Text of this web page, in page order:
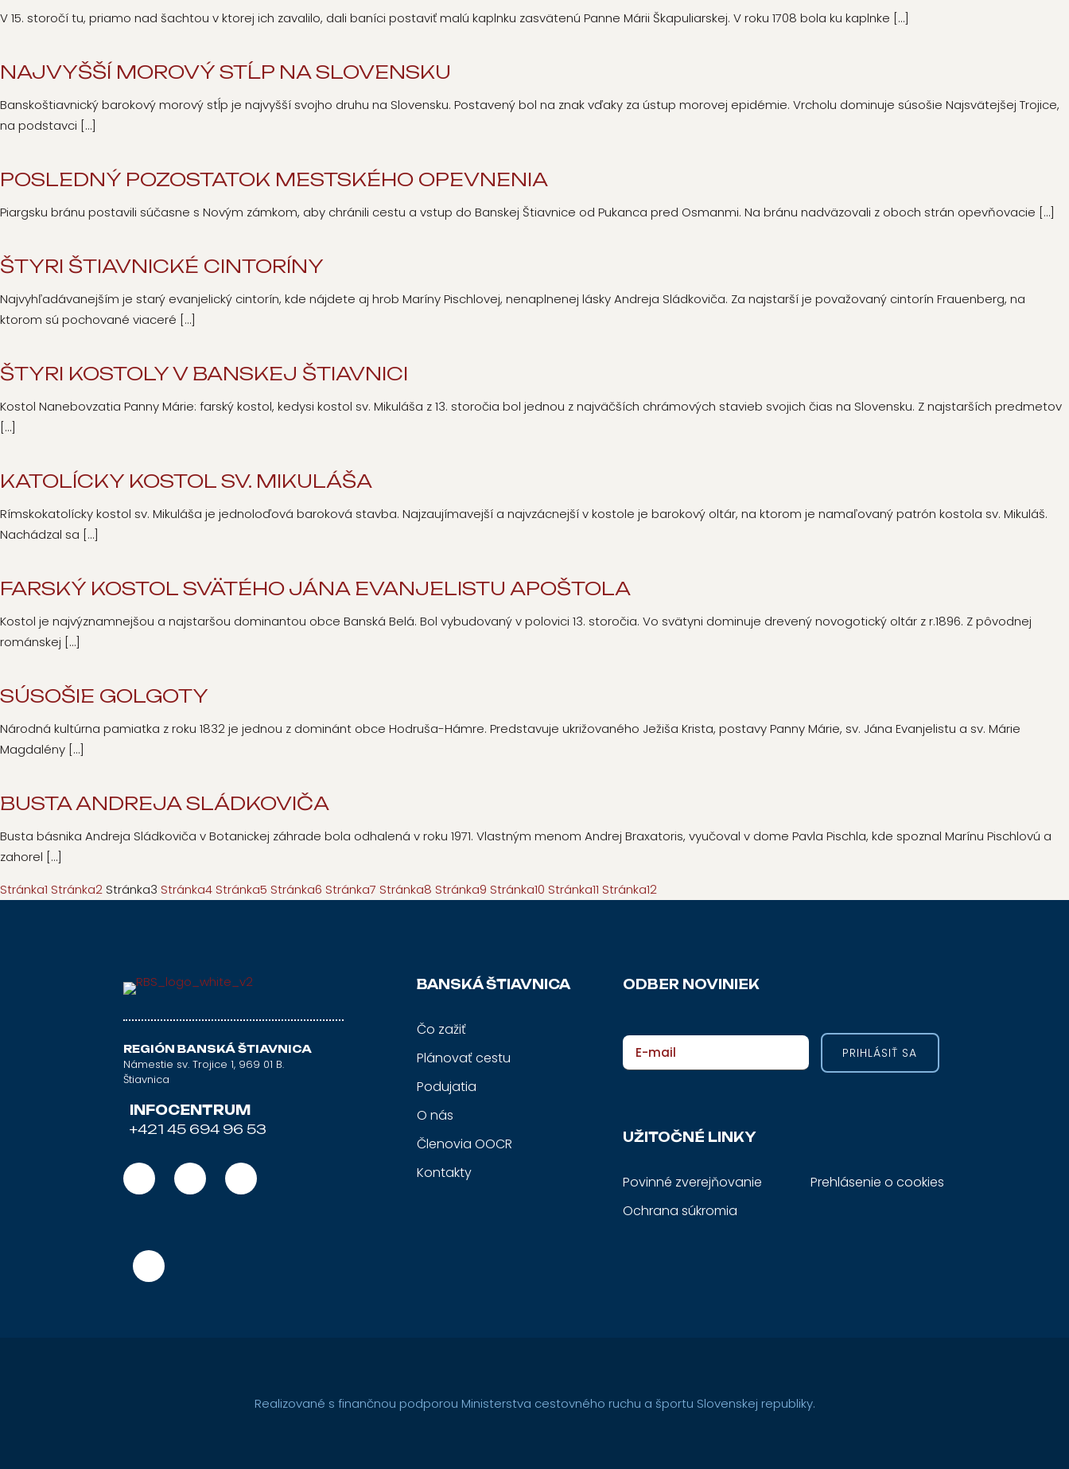
V 15. storočí tu, priamo nad šachtou v ktorej ich zavalilo, dali baníci postaviť malú kaplnku zasvätenú Panne Márii Škapuliarskej. V roku 1708 bola ku kaplnke […]
NAJVYŠŠÍ MOROVÝ STĹP NA SLOVENSKU
Banskoštiavnický barokový morový stĺp je najvyšší svojho druhu na Slovensku. Postavený bol na znak vďaky za ústup morovej epidémie. Vrcholu dominuje súsošie Najsvätejšej Trojice,
na podstavci […]
POSLEDNÝ POZOSTATOK MESTSKÉHO OPEVNENIA
Piargsku bránu postavili súčasne s Novým zámkom, aby chránili cestu a vstup do Banskej Štiavnice od Pukanca pred Osmanmi. Na bránu nadväzovali z oboch strán opevňovacie […]
ŠTYRI ŠTIAVNICKÉ CINTORÍNY
Najvyhľadávanejším je starý evanjelický cintorín, kde nájdete aj hrob Maríny Pischlovej, nenaplnenej lásky Andreja Sládkoviča. Za najstarší je považovaný cintorín Frauenberg, na
ktorom sú pochované viaceré […]
ŠTYRI KOSTOLY V BANSKEJ ŠTIAVNICI
Kostol Nanebovzatia Panny Márie: farský kostol, kedysi kostol sv. Mikuláša z 13. storočia bol jednou z najväčších chrámových stavieb svojich čias na Slovensku. Z najstarších predmetov
[…]
KATOLÍCKY KOSTOL SV. MIKULÁŠA
Rímskokatolícky kostol sv. Mikuláša je jednoloďová baroková stavba. Najzaujímavejší a najvzácnejší v kostole je barokový oltár, na ktorom je namaľovaný patrón kostola sv. Mikuláš.
Nachádzal sa […]
FARSKÝ KOSTOL SVÄTÉHO JÁNA EVANJELISTU APOŠTOLA
Kostol je najvýznamnejšou a najstaršou dominantou obce Banská Belá. Bol vybudovaný v polovici 13. storočia. Vo svätyni dominuje drevený novogotický oltár z r.1896. Z pôvodnej
románskej […]
SÚSOŠIE GOLGOTY
Národná kultúrna pamiatka z roku 1832 je jednou z dominánt obce Hodruša-Hámre. Predstavuje ukrižovaného Ježiša Krista, postavy Panny Márie, sv. Jána Evanjelistu a sv. Márie
Magdalény […]
BUSTA ANDREJA SLÁDKOVIČA
Busta básnika Andreja Sládkoviča v Botanickej záhrade bola odhalená v roku 1971. Vlastným menom Andrej Braxatoris, vyučoval v dome Pavla Pischla, kde spoznal Marínu Pischlovú a
zahorel […]
Stránka1 Stránka2 Stránka3 Stránka4 Stránka5 Stránka6 Stránka7 Stránka8 Stránka9 Stránka10 Stránka11 Stránka12
REGIÓN BANSKÁ ŠTIAVNICA
Námestie sv. Trojice 1, 969 01 B.
Štiavnica
INFOCENTRUM
+421 45 694 96 53
BANSKÁ ŠTIAVNICA
Čo zažiť
Plánovať cestu
Podujatia
O nás
Členovia OOCR
Kontakty
ODBER NOVINIEK
E-mail
UŽITOČNÉ LINKY
Povinné zverejňovanie
Ochrana súkromia
Prehlásenie o cookies
Realizované s finančnou podporou Ministerstva cestovného ruchu a športu Slovenskej republiky.